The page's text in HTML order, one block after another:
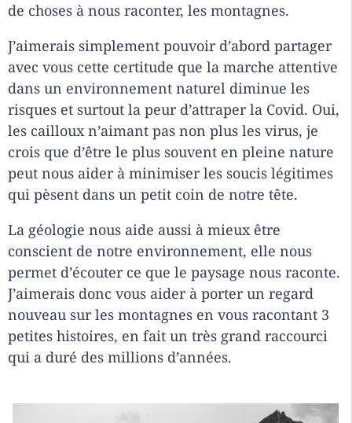
de choses à nous raconter, les montagnes.
J’aimerais simplement pouvoir d’abord partager
avec vous cette certitude que la marche attentive
dans un environnement naturel diminue les
risques et surtout la peur d’attraper la Covid. Oui,
les cailloux n’aimant pas non plus les virus, je
crois que d’être le plus souvent en pleine nature
peut nous aider à minimiser les soucis légitimes
qui pèsent dans un petit coin de notre tête.
La géologie nous aide aussi à mieux être
conscient de notre environnement, elle nous
permet d’écouter ce que le paysage nous raconte.
J’aimerais donc vous aider à porter un regard
nouveau sur les montagnes en vous racontant 3
petites histoires, en fait un très grand raccourci
qui a duré des millions d’années.